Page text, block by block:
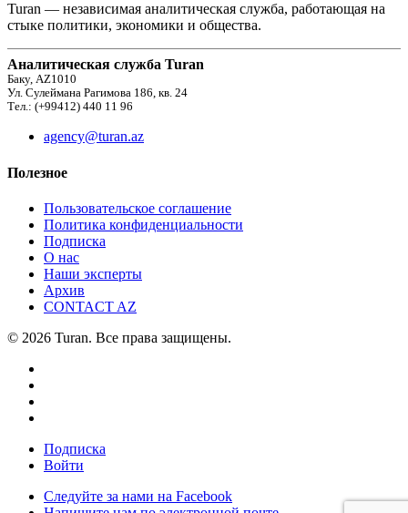
Turan — независимая аналитическая служба, работающая на
стыке политики, экономики и общества.
Аналитическая служба Turan
Баку, AZ1010
Ул. Сулеймана Рагимова 186, кв. 24
Тел.: (+99412) 440 11 96
agency@turan.az
Полезное
Пользовательское соглашение
Политика конфиденциальности
Подписка
О нас
Наши эксперты
Архив
CONTACT AZ
© 2026 Turan. Все права защищены.
Подписка
Войти
Следуйте за нами на Facebook